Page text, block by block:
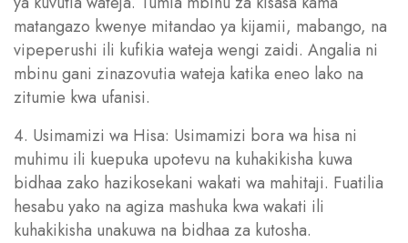
matangazo kwenye mitandao ya kijamii, mabango, na
vipeperushi ili kufikia wateja wengi zaidi. Angalia ni
mbinu gani zinazovutia wateja katika eneo lako na
zitumie kwa ufanisi.
4. Usimamizi wa Hisa: Usimamizi bora wa hisa ni
muhimu ili kuepuka upotevu na kuhakikisha kuwa
bidhaa zako hazikosekani wakati wa mahitaji. Fuatilia
hesabu yako na agiza mashuka kwa wakati ili
kuhakikisha unakuwa na bidhaa za kutosha.